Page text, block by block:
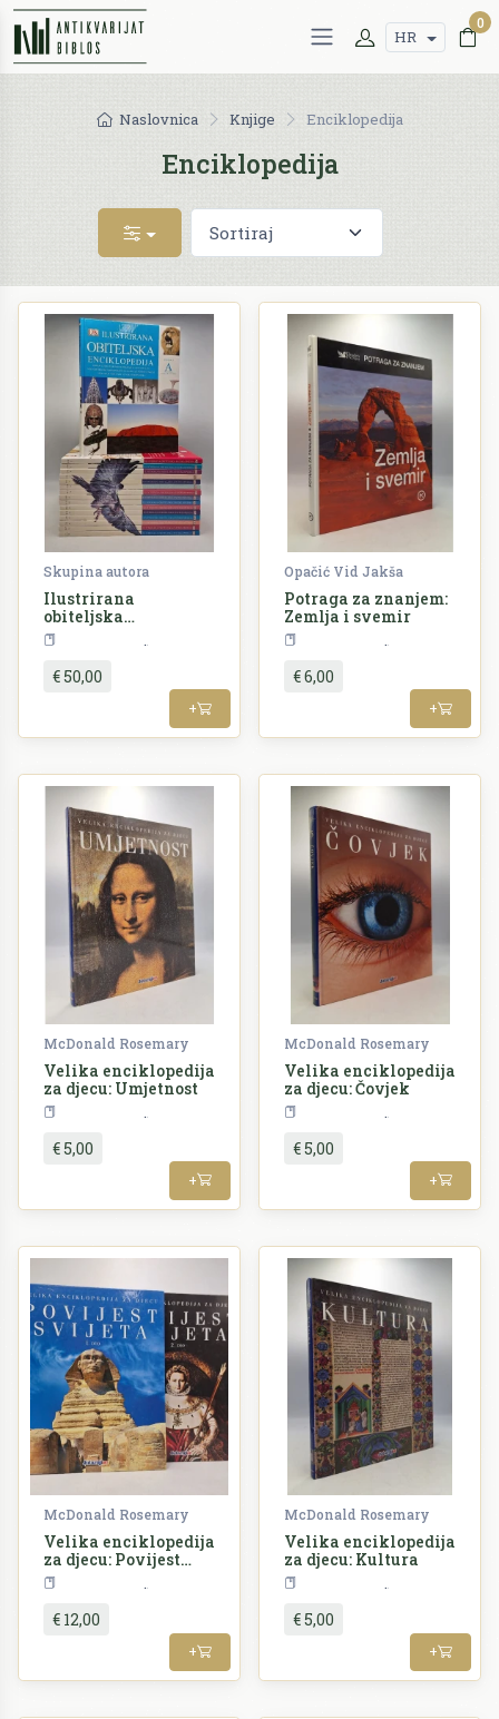
HR
0
Naslovnica Knjige Enciklopedija
Enciklopedija
Skupina autora
Ilustrirana
obiteljska
enciklopedija I-XVI
€ 50,00
+
Opačić Vid Jakša
Potraga za znanjem:
Zemlja i svemir
€ 6,00
+
McDonald Rosemary
Velika enciklopedija
za djecu: Umjetnost
€ 5,00
+
McDonald Rosemary
Velika enciklopedija
za djecu: Čovjek
€ 5,00
+
McDonald Rosemary
Velika enciklopedija
za djecu: Povijest
svijeta I-II
€ 12,00
+
McDonald Rosemary
Velika enciklopedija
za djecu: Kultura
€ 5,00
+